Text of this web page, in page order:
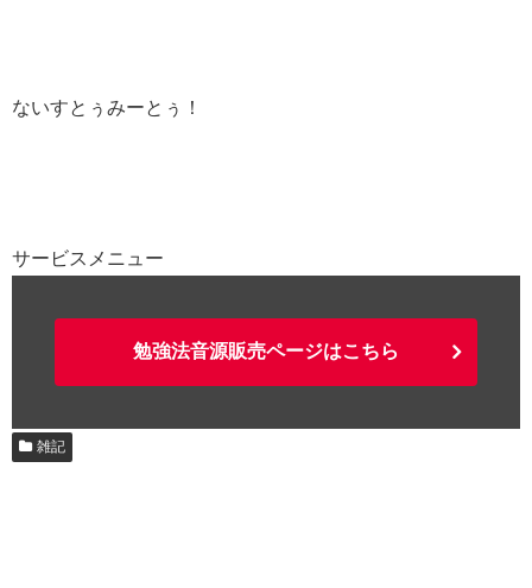
ないすとぅみーとぅ！
サービスメニュー
勉強法音源販売ページはこちら
雑記